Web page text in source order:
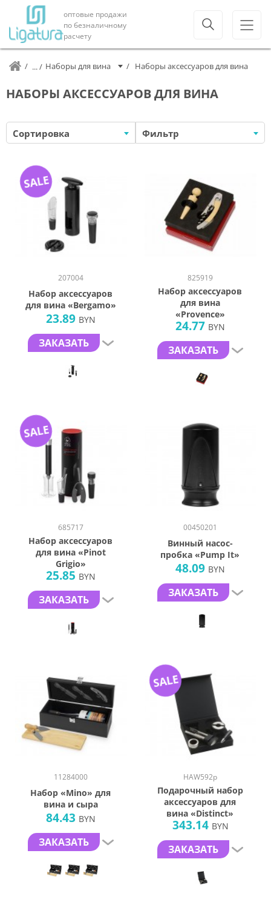
оптовые продажи
по безналичному
расчету
Наборы для вина Наборы аксессуаров для вина
НАБОРЫ АКСЕССУАРОВ ДЛЯ ВИНА
Сортировка Фильтр
207004
Набор аксессуаров
для вина «Bergamo»
23.89 BYN
ЗАКАЗАТЬ
SALE
825919
Набор аксессуаров
для вина
«Provence»
24.77 BYN
ЗАКАЗАТЬ
685717
Набор аксессуаров
для вина «Pinot
Grigio»
25.85 BYN
ЗАКАЗАТЬ
SALE
00450201
Винный насос-
пробка «Pump It»
48.09 BYN
ЗАКАЗАТЬ
11284000
Набор «Mino» для
вина и сыра
84.43 BYN
ЗАКАЗАТЬ
HAW592p
Подарочный набор
аксессуаров для
вина «Distinct»
343.14 BYN
ЗАКАЗАТЬ
SALE